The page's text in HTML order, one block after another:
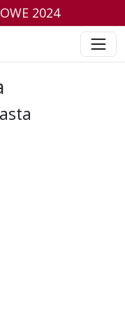
2024
w 2024 r.